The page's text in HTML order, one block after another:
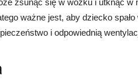
zsunąć się w wózku i utknąć w
ważne jest, aby dziecko
i odpowiednią